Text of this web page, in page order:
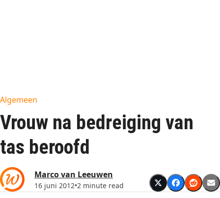
Algemeen
Vrouw na bedreiging van
tas beroofd
Marco van Leeuwen
16 juni 2012•2 minute read